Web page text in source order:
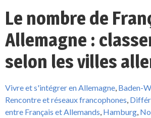
Le nombre de
Allemagne :
selon les villes
Vivre et s'intégrer en Allemagne, Baden-
Rencontre et réseaux francophones,
entre Français et Allemands, Hamburg,